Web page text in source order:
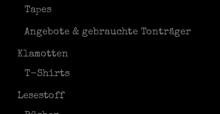
Tapes
Angebote & gebrauchte Tonträger
Klamotten
T-Shirts
Lesestoff